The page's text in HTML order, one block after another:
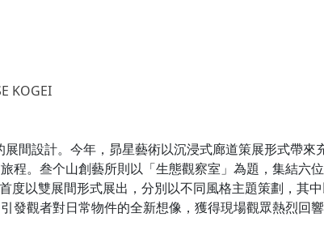
KOGEI
間設計。今年，昴星藝術以沉浸式廊道策展形式帶來
程。叁个山創藝所則以「生態觀察室」為題，集結六
度以雙展間形式展出，分別以不同風格主題策劃，其
觀者對日常物件的全新想像，獲得現場觀眾熱烈回響